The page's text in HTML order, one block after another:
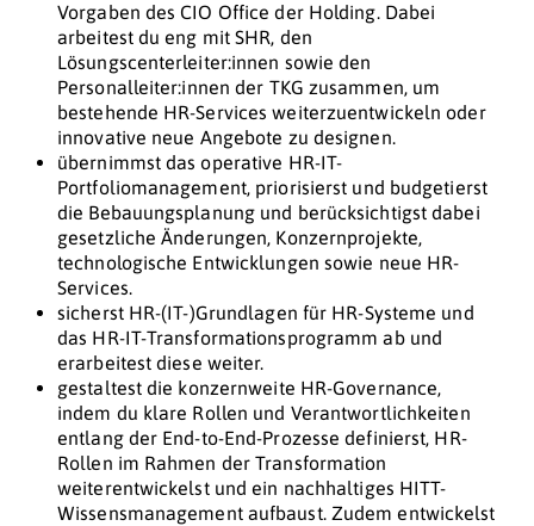
Vorgaben des CIO Office der Holding. Dabei
arbeitest du eng mit SHR, den
Lösungscenterleiter:innen sowie den
Personalleiter:innen der TKG zusammen, um
bestehende HR-Services weiterzuentwickeln oder
innovative neue Angebote zu designen.
übernimmst das operative HR-IT-
Portfoliomanagement, priorisierst und budgetierst
die Bebauungsplanung und berücksichtigst dabei
gesetzliche Änderungen, Konzernprojekte,
technologische Entwicklungen sowie neue HR-
Services.
sicherst HR-(IT-)Grundlagen für HR-Systeme und
das HR-IT-Transformationsprogramm ab und
erarbeitest diese weiter.
gestaltest die konzernweite HR-Governance,
indem du klare Rollen und Verantwortlichkeiten
entlang der End-to-End-Prozesse definierst, HR-
Rollen im Rahmen der Transformation
weiterentwickelst und ein nachhaltiges HITT-
Wissensmanagement aufbaust. Zudem entwickelst